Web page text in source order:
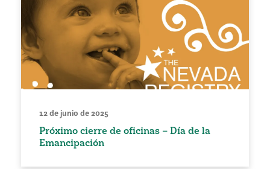
12 de junio de 2025
Próximo cierre de oficinas – Día de la
Emancipación